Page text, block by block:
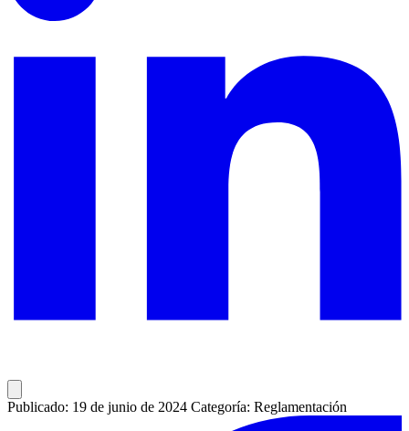
Publicado: 19 de junio de 2024 Categoría: Reglamentación